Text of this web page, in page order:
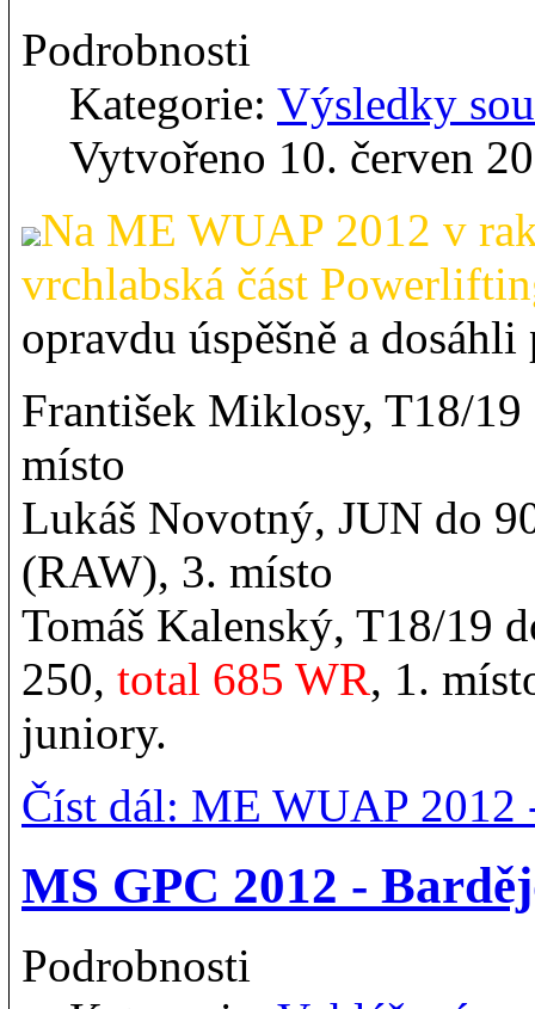
Podrobnosti
Kategorie: Výsledky
Vytvořeno 10. červen
Na ME WUAP 2012 v
vrchlabská část
opravdu úspěšně a
František Miklosy, T18/
místo
Lukáš Novotný, JUN do
(RAW), 3. místo
Tomáš Kalenský, T18/19
250, total 685 WR, 1.
juniory.
Číst dál: ME WUAP 2012
MS GPC 2012 -
Podrobnosti